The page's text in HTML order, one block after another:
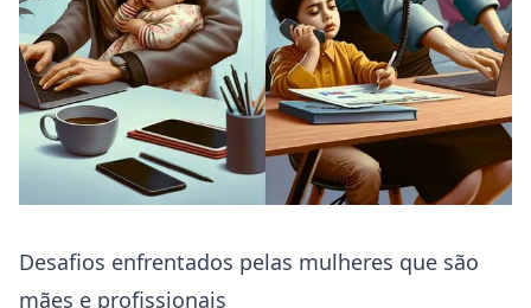
Desafios enfrentados pelas mulheres que são
mães e profissionais